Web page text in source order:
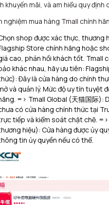
khuyến mãi, và am hiểu quy
nghiệm mua hàng Tmall chính
shop được xác thực, thương
Store chính hãng hoặc
cao, phản hồi khách tốt.​ Tmall
khác nhau, hãy ưu tiên:
Đây là cửa hàng do chính
và quản lý. Mức độ uy tín tuyệt
=> Tmall Global (天猫国际):
có cửa hàng chính thức tại
tiếp và kiểm soát chặt chẽ.
hiệu): Cửa hàng được ủy
tin ủy quyền nếu có thể.